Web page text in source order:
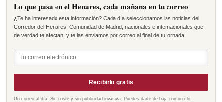
Lo que pasa en el Henares, cada mañana en tu correo
¿Te ha interesado esta información? Cada día seleccionamos las noticias del
Corredor del Henares, Comunidad de Madrid, nacionales e internacionales que
de verdad te afectan, y te las enviamos por correo al final de tu jornada.
Recibirlo gratis
Un correo al día. Sin coste y sin publicidad invasiva. Puedes darte de baja con un clic.